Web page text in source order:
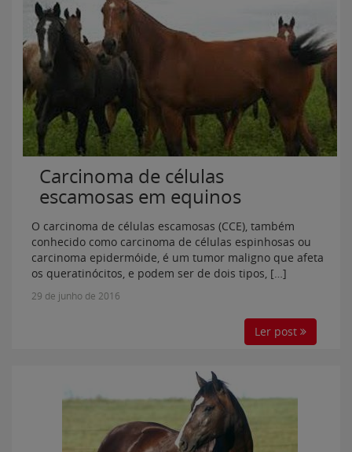
Carcinoma de células
escamosas em equinos
O carcinoma de células escamosas (CCE), também
conhecido como carcinoma de células espinhosas ou
carcinoma epidermóide, é um tumor maligno que afeta
os queratinócitos, e podem ser de dois tipos, […]
29 de junho de 2016
Ler post